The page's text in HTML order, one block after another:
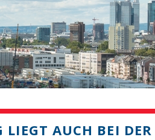
LIEGT AUCH BEI DER